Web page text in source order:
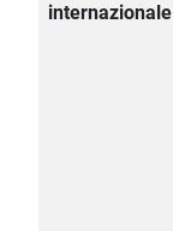
internazionale